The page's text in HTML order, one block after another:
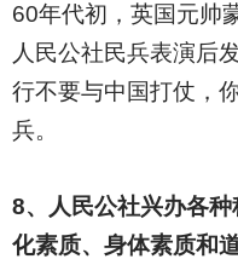
60年代初，英国元帅
人民公社民兵表演后
行不要与中国打仗，
兵。
8、人民公社兴办各
化素质、身体素质和